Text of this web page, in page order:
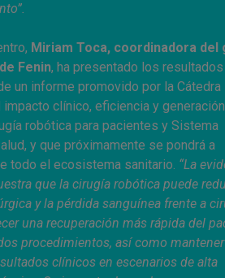
Miriam Toca, coordinadora del
Fenin, ha presentado los resultados
un informe promovido por la Cátedra
impacto clínico, eficiencia y
robótica para pacientes y Sistema
y que próximamente se pondrá a
todo el ecosistema sanitario. “La
que la cirugía robótica puede
y la pérdida sanguínea frente a
una recuperación más rápida del
procedimientos, así como
clínicos en escenarios de alta